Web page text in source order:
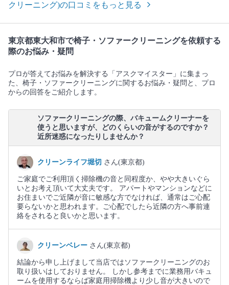
クリーニング)の口コミをもっと見る
東京都東大和市で椅子・ソファークリーニングを依頼する
際のお悩み・疑問
プロが答えてお悩みを解決する「アスクマイスター」に集まっ
た、椅子・ソファークリーニングに関するお悩み・疑問と、プロ
からの回答をご紹介します。
ソファークリーニングの際、バキュームクリーナーを
使うと思いますが、どのくらいの音がするのですか？
近所迷惑になったりしませんか？
クリーンライフ堀切 さん(東京都)
ご家庭でご利用頂く掃除機の音と同程度か、やや大きいぐら
いとお考え頂いて大丈夫です。 アパートやマンションなどに
お住まいでご近隣が音に敏感な方でなければ、通常はご心配
要らないかと思われます。ご心配でしたら近隣の方へ事前連
絡をされると良いかと思います。
クリーンベレー さん(東京都)
結論から申し上げまして当店ではソファークリーニングのお
取り扱いはしておりません。 しかし参考までに業務用バキュ
ームを使用するならば家庭用掃除機より少し音が大きいので